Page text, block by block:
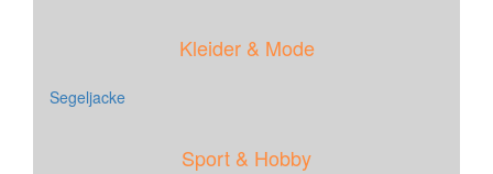
Kleider & Mode
Segeljacke
Sport & Hobby